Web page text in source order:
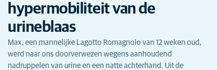
hypermobiliteit van de
urineblaas
Max, een mannelijke Lagotto Romagnolo van 12 weken oud,
werd naar ons doorverwezen wegens aanhoudend
nadruppelen van urine en een natte achterhand. Uit de